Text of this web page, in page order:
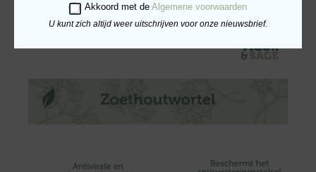
Akkoord met deAlgemene voorwaarden
U kunt zich altijd weer uitschrijven voor onze nieuwsbrief.